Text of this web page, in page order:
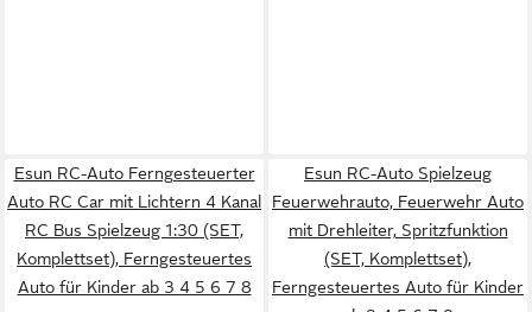
Esun RC-Auto Ferngesteuerter
Auto RC Car mit Lichtern 4 Kanal
RC Bus Spielzeug 1:30 (SET,
Komplettset), Ferngesteuertes
Auto für Kinder ab 3 4 5 6 7 8
Esun RC-Auto Spielzeug
Feuerwehrauto, Feuerwehr Auto
mit Drehleiter, Spritzfunktion
(SET, Komplettset),
Ferngesteuertes Auto für Kinder